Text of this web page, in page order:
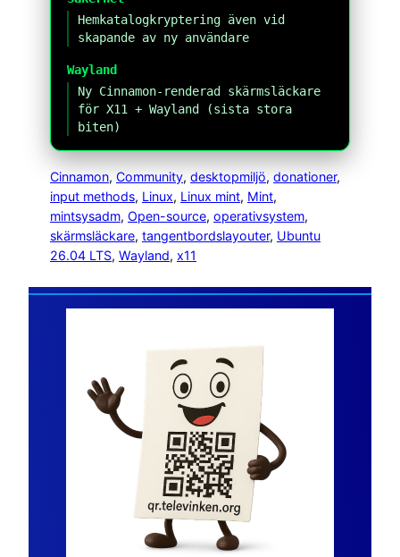
Hemkatalogkryptering även vid
skapande av ny användare
Wayland
Ny Cinnamon-renderad skärmsläckare
för X11 + Wayland (sista stora
biten)
Cinnamon, Community, desktopmiljö, donationer
input methods, Linux, Linux mint, Mint
mintsysadm, Open-source, operativsystem
skärmsläckare, tangentbordslayouter, Ubuntu
26.04 LTS, Wayland, x11